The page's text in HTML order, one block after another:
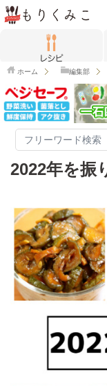
ホーム 編集部
2022年を振